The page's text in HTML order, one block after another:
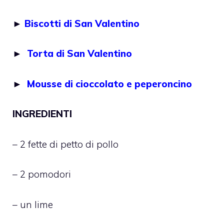
► Biscotti di San Valentino
► Torta di San Valentino
► Mousse di cioccolato e peperoncino
INGREDIENTI
– 2 fette di petto di pollo
– 2 pomodori
– un lime